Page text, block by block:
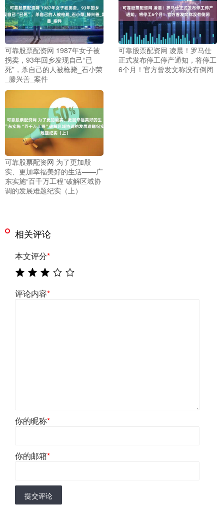
可靠股票配资网 1987年女子被
拐卖，93年回乡发现自己“已
死”，杀自己的人被枪毙_石小荣
_滕兴善_案件
可靠股票配资网 凌晨！罗马仕
正式发布停工停产通知，将停工
6个月！官方曾发文称没有倒闭
可靠股票配资网 为了更加殷
实、更加幸福美好的生活——广
东实施“百千万工程”破解区域协
调的发展难题纪实（上）
相关评论
本文评分*
评论内容*
你的昵称*
你的邮箱*
提交评论